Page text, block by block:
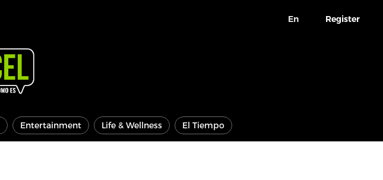
En Register
Entertainment Life & Wellness El Tiempo